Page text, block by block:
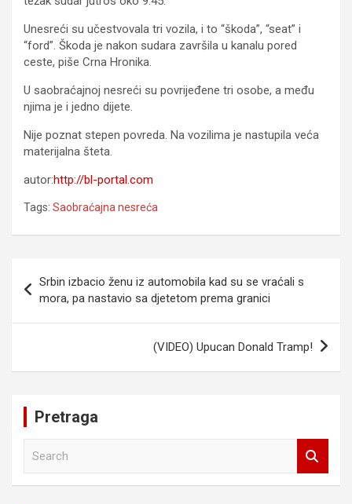
Unesreći su učestvovala tri vozila, i to “škoda”, “seat” i
“ford”. Škoda je nakon sudara završila u kanalu pored
ceste, piše Crna Hronika.
U saobraćajnoj nesreći su povrijeđene tri osobe, a među
njima je i jedno dijete.
Nije poznat stepen povreda. Na vozilima je nastupila veća
materijalna šteta.
autor:http://bl-portal.com
Tags: Saobraćajna nesreća
članaka
Srbin izbacio ženu iz automobila kad su se vraćali s
mora, pa nastavio sa djetetom prema granici
(VIDEO) Upucan Donald Tramp!
Pretraga